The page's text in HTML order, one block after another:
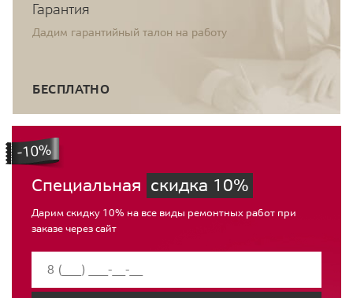
Гарантия
Дадим гарантийный талон на работу
БЕСПЛАТНО
Специальная скидка 10%
Дарим скидку 10% на все виды ремонтных работ при
заказе через сайт